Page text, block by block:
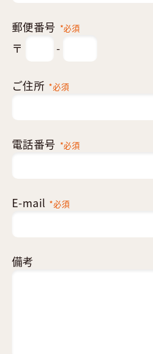
郵便番号 *必須
〒 -
ご住所 *必須
電話番号 *必須
E-mail *必須
備考